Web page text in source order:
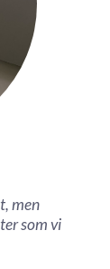
men
som vi